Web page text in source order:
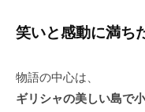
笑いと感動に満ち
物語の中心は、
ギリシャの美しい島で